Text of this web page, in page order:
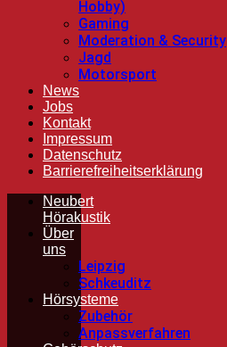
Hobby)
Gaming
Moderation & Security
Jagd
Motorsport
News
Jobs
Kontakt
Impressum
Datenschutz
Barrierefreiheitserklärung
Neubert
Hörakustik
Über
uns
Leipzig
Schkeuditz
Hörsysteme
Zubehör
Anpassverfahren